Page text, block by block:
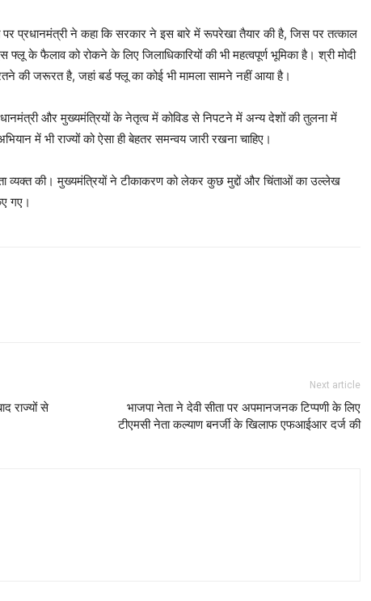
पर प्रधानमंत्री ने कहा कि सरकार ने इस बारे में रूपरेखा तैयार की है, जिस पर तत्‍काल
के फैलाव को रोकने के लिए जिलाधिकारियों की भी महत्‍वपूर्ण भूमिका है। श्री मोदी
की जरूरत है, जहां बर्ड फ्लू का कोई भी मामला सामने नहीं आया है।
और मुख्यमंत्रियों के नेतृत्व में कोविड से निपटने में अन्य देशों की तुलना में
में भी राज्यों को ऐसा ही बेहतर समन्वय जारी रखना चाहिए।
व्यक्त की। मुख्‍यमंत्रियों ने टीकाकरण को लेकर कुछ मुद्दों और चिंताओं का उल्‍लेख
गए।
राज्‍यों से
Next article
भाजपा नेता ने देवी सीता पर अपमानजनक टिप्पणी के लिए
टीएमसी नेता कल्याण बनर्जी के खिलाफ एफआईआर दर्ज की